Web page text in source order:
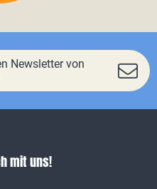
Newsletter von
mit uns!